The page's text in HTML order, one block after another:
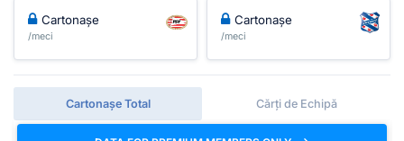
Cartonașe
/meci
Cartonașe
/meci
Cartonașe Total Cărți de Echipă